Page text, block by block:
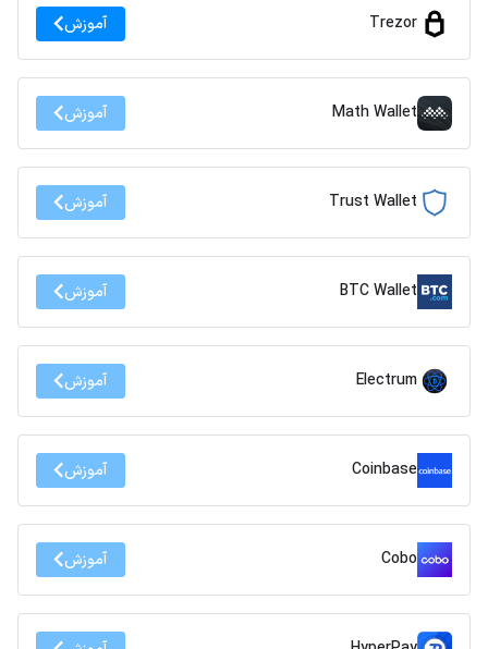
Trezor آموزش
Math Wallet آموزش
Trust Wallet آموزش
BTC Wallet آموزش
Electrum آموزش
Coinbase آموزش
Cobo آموزش